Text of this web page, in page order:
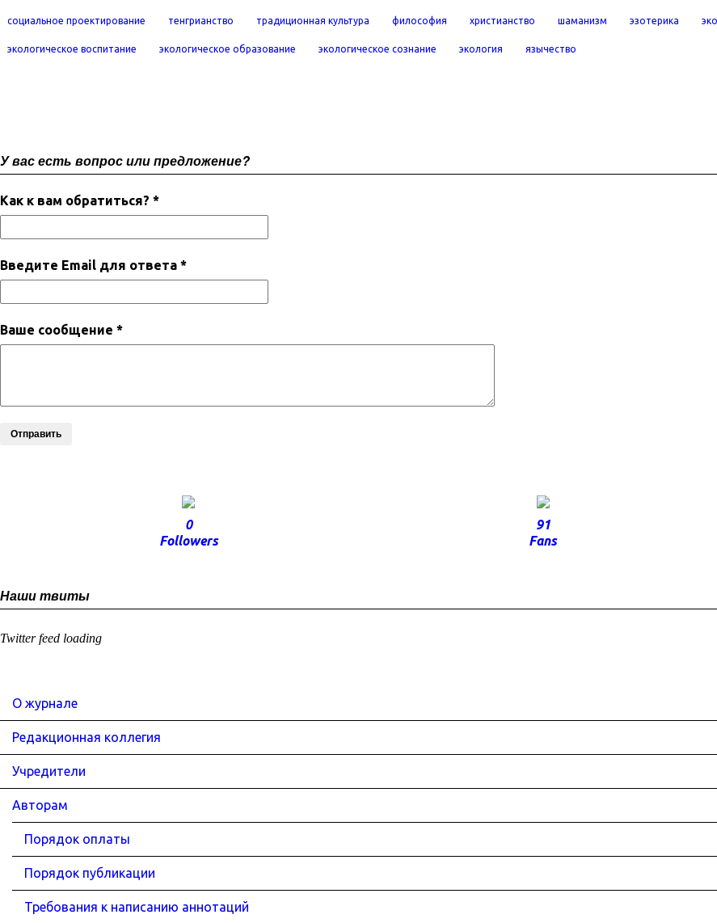
социальное проектирование тенгрианство традиционная культура философия христианство шаманизм эзотерика
экологическое воспитание экологическое образование экологическое сознание экология язычество
У вас есть вопрос или предложение?
Как к вам обратиться? *
Введите Email для ответа *
Ваше сообщение *
Отправить
0
Followers
91
Fans
Наши твиты
Twitter feed loading
О журнале
Редакционная коллегия
Учредители
Авторам
Порядок оплаты
Порядок публикации
Требования к написанию аннотаций